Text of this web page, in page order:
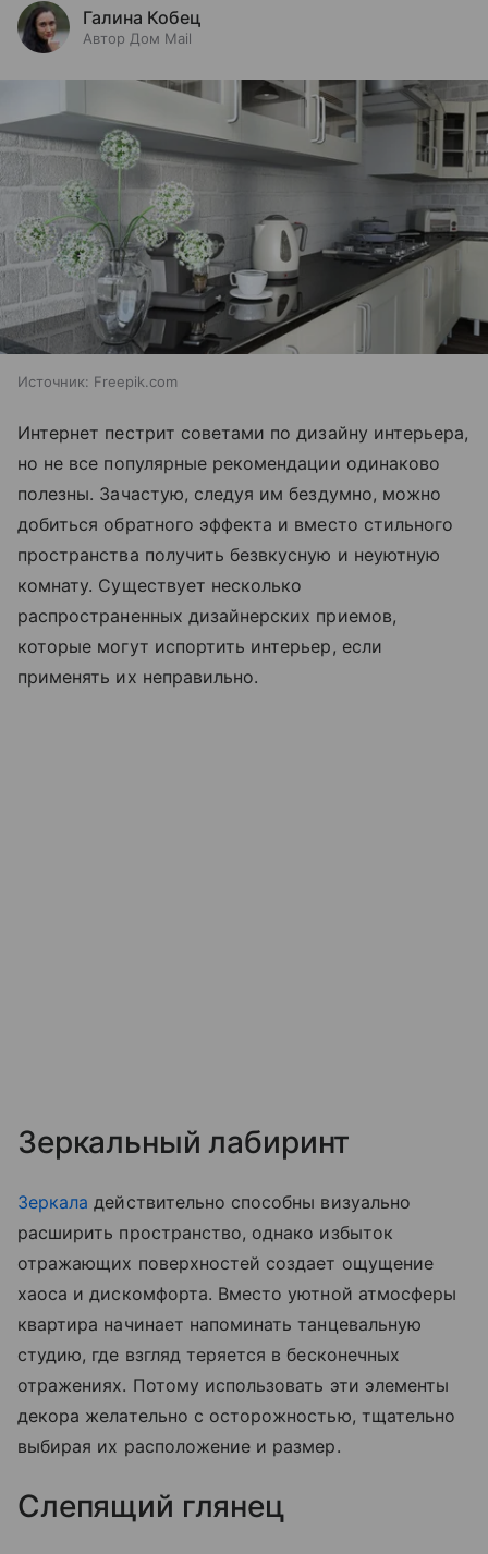
Галина Кобец
Автор Дом Mail
Источник: Freepik.com
Интернет пестрит советами по дизайну интерьера,
но не все популярные рекомендации одинаково
полезны. Зачастую, следуя им бездумно, можно
добиться обратного эффекта и вместо стильного
пространства получить безвкусную и неуютную
комнату. Существует несколько
распространенных дизайнерских приемов,
которые могут испортить интерьер, если
применять их неправильно.
Зеркальный лабиринт
Зеркала действительно способны визуально
расширить пространство, однако избыток
отражающих поверхностей создает ощущение
хаоса и дискомфорта. Вместо уютной атмосферы
квартира начинает напоминать танцевальную
студию, где взгляд теряется в бесконечных
отражениях. Потому использовать эти элементы
декора желательно с осторожностью, тщательно
выбирая их расположение и размер.
Слепящий глянец